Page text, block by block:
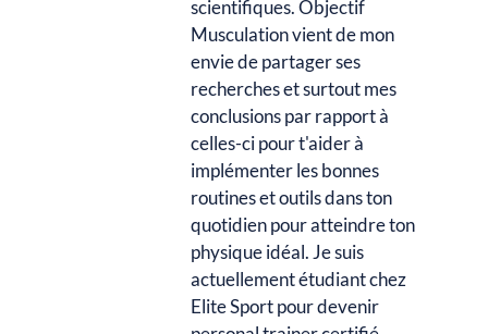
scientifiques. Objectif
Musculation vient de mon
envie de partager ses
recherches et surtout mes
conclusions par rapport à
celles-ci pour t'aider à
implémenter les bonnes
routines et outils dans ton
quotidien pour atteindre ton
physique idéal. Je suis
actuellement étudiant chez
Elite Sport pour devenir